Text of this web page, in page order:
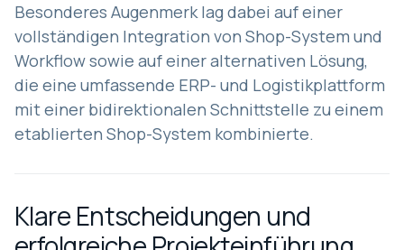
Besonderes Augenmerk lag dabei auf einer
vollständigen Integration von Shop-System und
Workflow sowie auf einer alternativen Lösung,
die eine umfassende ERP- und Logistikplattform
mit einer bidirektionalen Schnittstelle zu einem
etablierten Shop-System kombinierte.
Klare Entscheidungen und